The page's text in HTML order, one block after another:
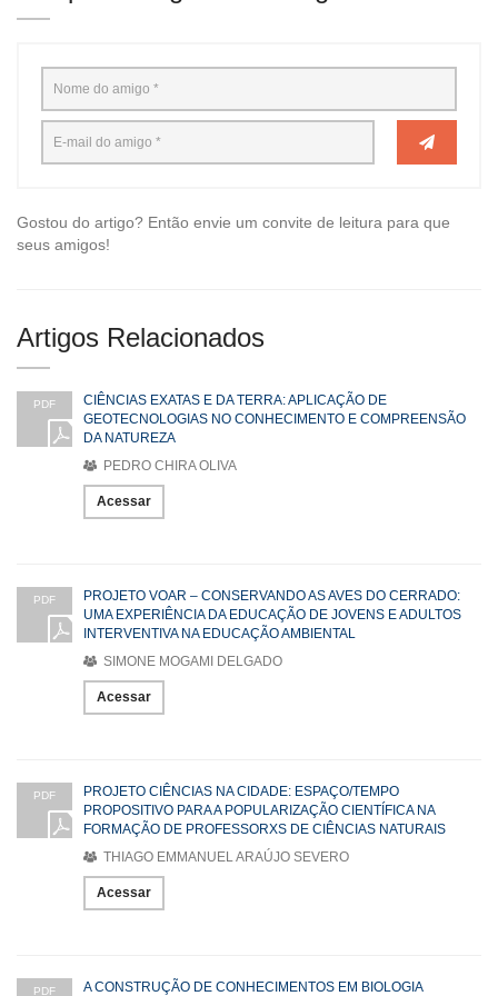
Gostou do artigo? Então envie um convite de leitura para que
seus amigos!
Artigos Relacionados
PDF
CIÊNCIAS EXATAS E DA TERRA: APLICAÇÃO DE
GEOTECNOLOGIAS NO CONHECIMENTO E COMPREENSÃO
DA NATUREZA
PEDRO CHIRA OLIVA
Acessar
PDF
PROJETO VOAR – CONSERVANDO AS AVES DO CERRADO:
UMA EXPERIÊNCIA DA EDUCAÇÃO DE JOVENS E ADULTOS
INTERVENTIVA NA EDUCAÇÃO AMBIENTAL
SIMONE MOGAMI DELGADO
Acessar
PDF
PROJETO CIÊNCIAS NA CIDADE: ESPAÇO/TEMPO
PROPOSITIVO PARA A POPULARIZAÇÃO CIENTÍFICA NA
FORMAÇÃO DE PROFESSORXS DE CIÊNCIAS NATURAIS
THIAGO EMMANUEL ARAÚJO SEVERO
Acessar
PDF A CONSTRUÇÃO DE CONHECIMENTOS EM BIOLOGIA